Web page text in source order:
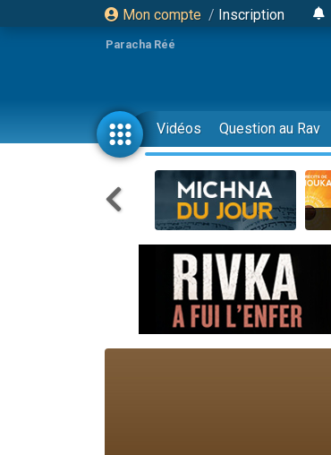
Mon compte / Inscription
Paracha Réé
Vidéos Question au Rav